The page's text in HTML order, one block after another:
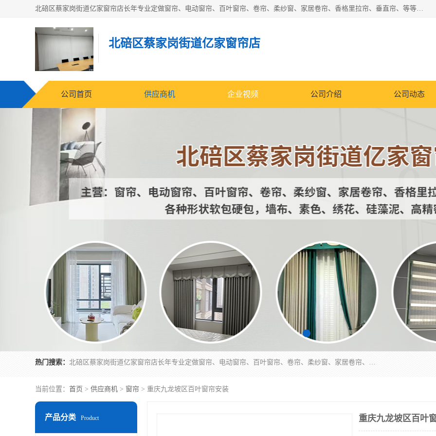
北碚区蔡家岗街道亿家窗帘店长年专业定做窗帘、电动窗帘、百叶窗帘、卷帘、柔纱窗、家居卷帘、香格里拉帘、垂直帘、等等，软包、各种形状软包硬包，墙布、素色、绣花、硅藻泥、高精密各种墙布，免费测量、免费安装，欢迎咨询
北碚区蔡家岗街道亿家窗帘店
公司首页 供应商机 企业视频 公司介绍 公司动态
热门搜索： 北碚区蔡家岗街道亿家窗帘店长年专业定做窗帘、电动窗帘、百叶窗帘、卷帘、柔纱窗、家居卷帘、香格里拉帘、垂直帘、等等，软包、各种形状软包硬包，墙布、素色、绣花、硅藻泥、高精密各种墙布，免费测量、免费安装，欢迎咨询
当前位置： 首页 > 供应商机 > 窗帘 > 重庆九龙坡区百叶窗帘安装
产品分类 Product 重庆九龙坡区百叶